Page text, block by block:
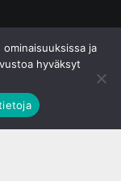
ja
hyväksyt